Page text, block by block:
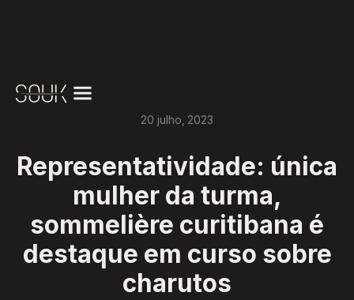
20 julho 2023
Representatividade: única
mulher da turma,
sommelière curitibana é
destaque em curso sobre
charutos